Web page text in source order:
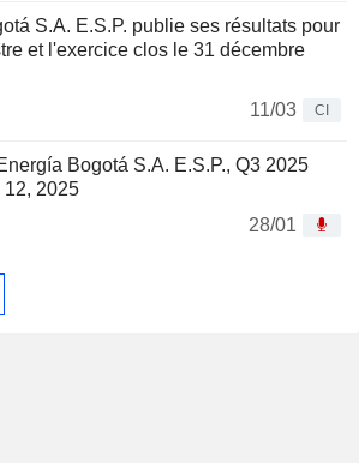
S.A. E.S.P. publie ses résultats pour
et l'exercice clos le 31 décembre
11/03
CI
Bogotá S.A. E.S.P., Q3 2025
12, 2025
28/01